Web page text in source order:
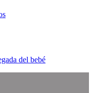
del bebé